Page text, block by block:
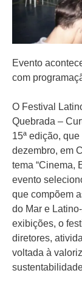
Evento
com
O Festival
Quebrada –
15ª edição,
dezembro, em
tema “Cinema,
evento
que compõem
do Mar e
exibições, o
diretores,
voltada à